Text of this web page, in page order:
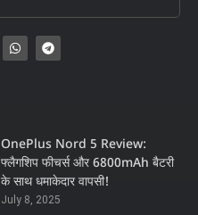
OnePlus Nord 5 Review:
फ्लैगशिप फीचर्स और 6800mAh बैटरी
के साथ धमाकेदार वापसी!
July 8, 2025